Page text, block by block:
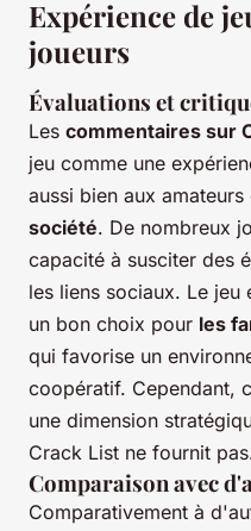
Expérience de
joueurs
Évaluations et
Les commentaires sur
jeu comme une
aussi bien aux
société. De nombreux
capacité à susciter des
les liens sociaux. Le
un bon choix pour les
qui favorise un
coopératif. Cependant,
une dimension
Crack List ne fournit
Comparaison avec
Comparativement à